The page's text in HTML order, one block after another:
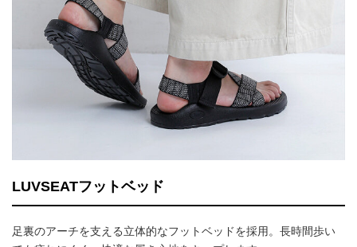
LUVSEATフットベッド
足裏のアーチを支える立体的なフットベッドを採用。長時間歩い